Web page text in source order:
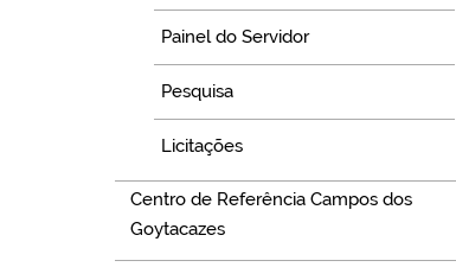
Painel do Servidor
Pesquisa
Licitações
Centro de Referência Campos dos
Goytacazes